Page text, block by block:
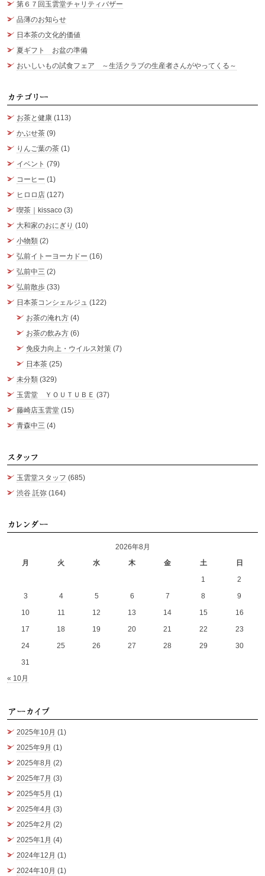
第６７回玉雲堂チャリティバザー
品薄のお知らせ
日本茶の文化的価値
夏ギフト お盆の準備
おいしいもの試食フェア ～生活クラブの生産者さんがやってくる～
お茶と健康 (113)
かぶせ茶 (9)
りんご葉の茶 (1)
イベント (79)
コーヒー (1)
ヒロロ店 (127)
喫茶｜kissaco (3)
大和家のおにぎり (10)
小物類 (2)
弘前イトーヨーカドー (16)
弘前中三 (2)
弘前散歩 (33)
日本茶コンシェルジュ (122)
お茶の淹れ方 (4)
お茶の飲み方 (6)
免疫力向上・ウイルス対策 (7)
日本茶 (25)
未分類 (329)
玉雲堂 ＹＯＵＴＵＢＥ (37)
藤崎店玉雲堂 (15)
青森中三 (4)
玉雲堂スタッフ (685)
渋谷 託弥 (164)
2026年8月
月
火 水 木 金 土
日
1
2
3
4 5 6 7 8
9
10
11 12 13 14 15
16
17
18 19 20 21 22
23
24
25 26 27 28 29
30
31
« 10月
2025年10月 (1)
2025年9月 (1)
2025年8月 (2)
2025年7月 (3)
2025年5月 (1)
2025年4月 (3)
2025年2月 (2)
2025年1月 (4)
2024年12月 (1)
2024年10月 (1)